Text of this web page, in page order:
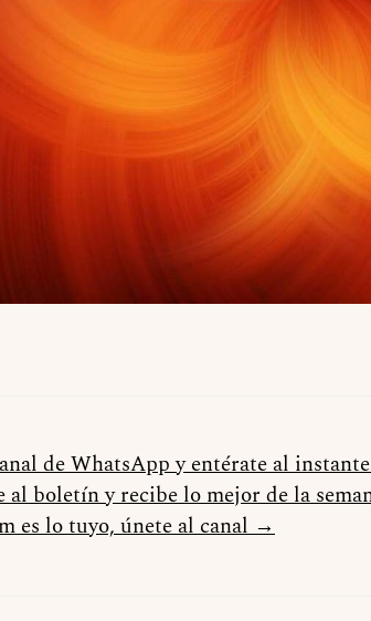
de WhatsApp y entérate al
al boletín y recibe lo mejor de la
es lo tuyo, únete al canal →